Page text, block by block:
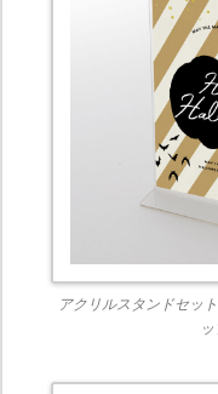
アクリルスタンドセッ